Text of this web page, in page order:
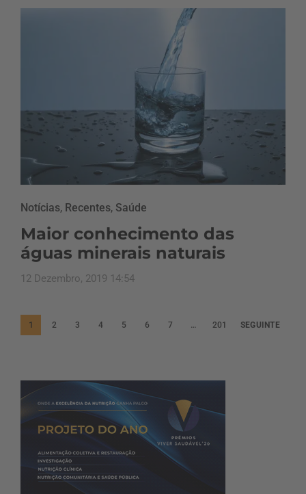
Notícias, Recentes, Saúde
Maior conhecimento das
águas minerais naturais
12 Dezembro, 2019 14:54
P
1 2 3 4 5 6 7 … 201 SEGUINTE